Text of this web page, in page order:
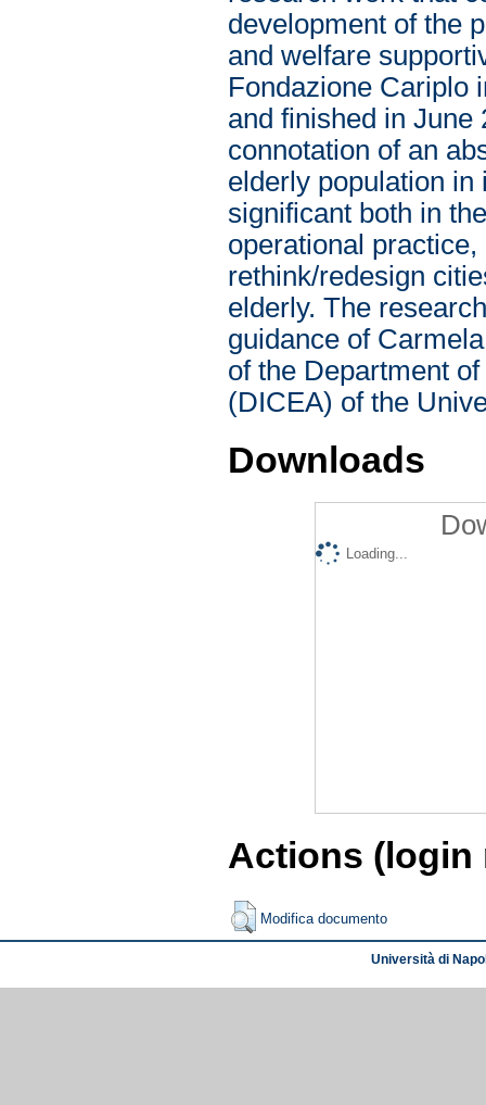
development of the
and welfare
Fondazione Cariplo
and finished in June
connotation of an
elderly population
significant both in
operational
rethink/redesign
elderly. The
guidance of
of the Department
(DICEA) of the
Downloads
Loading...
Actions (login
Modifica documento
Università di